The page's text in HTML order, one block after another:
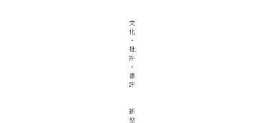
文
化
・
批
評
・
書
評
新
型